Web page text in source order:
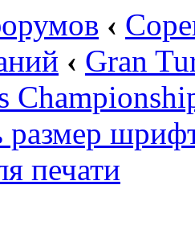
‹
‹ Gran
размер
печати